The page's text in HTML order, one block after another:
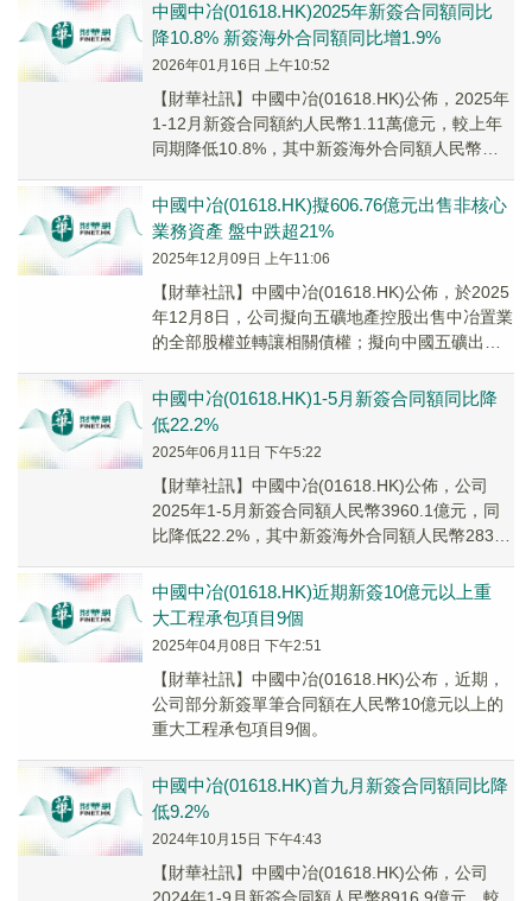
中國中冶(01618.HK)2025年新簽合同額同比
降10.8% 新簽海外合同額同比增1.9%
2026年01月16日 上午10:52
【財華社訊】中國中冶(01618.HK)公佈，2025年
1-12月新簽合同額約人民幣1.11萬億元，較上年
同期降低10.8%，其中新簽海外合同額人民幣
中國中冶(01618.HK)擬606.76億元出售非核心
業務資產 盤中跌超21%
2025年12月09日 上午11:06
【財華社訊】中國中冶(01618.HK)公佈，於2025
年12月8日，公司擬向五礦地產控股出售中冶置業
的全部股權並轉讓相關債權；擬向中國五礦出售
中國中冶(01618.HK)1-5月新簽合同額同比降
低22.2%
2025年06月11日 下午5:22
【財華社訊】中國中冶(01618.HK)公佈，公司
2025年1-5月新簽合同額人民幣3960.1億元，同
比降低22.2%，其中新簽海外合同額人民幣283.0
中國中冶(01618.HK)近期新簽10億元以上重
大工程承包項目9個
2025年04月08日 下午2:51
【財華社訊】中國中冶(01618.HK)公布，近期，
公司部分新簽單筆合同額在人民幣10億元以上的
重大工程承包項目9個。
中國中冶(01618.HK)首九月新簽合同額同比降
低9.2%
2024年10月15日 下午4:43
【財華社訊】中國中冶(01618.HK)公佈，公司